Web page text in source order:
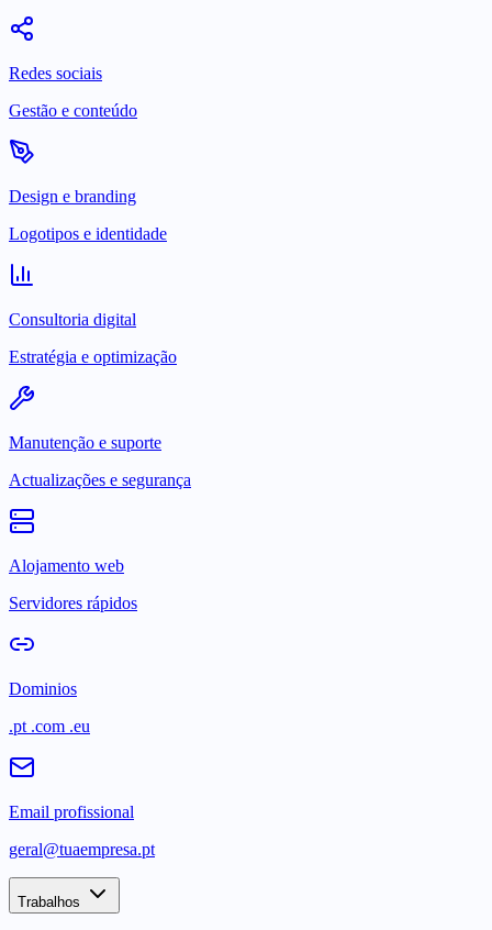
Redes sociais
Gestão e conteúdo
Design e branding
Logotipos e identidade
Consultoria digital
Estratégia e optimização
Manutenção e suporte
Actualizações e segurança
Alojamento web
Servidores rápidos
Dominios
.pt .com .eu
Email profissional
geral@tuaempresa.pt
Trabalhos